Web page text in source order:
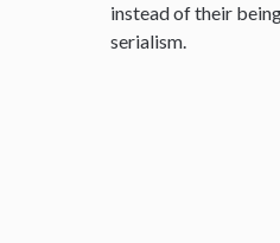
instead of their
serialism.